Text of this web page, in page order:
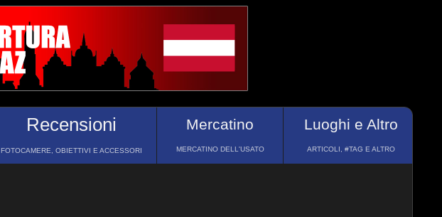
Recensioni
FOTOCAMERE, OBIETTIVI E ACCESSORI
Mercatino
MERCATINO DELL'USATO
Luoghi e Altro
ARTICOLI, #TAG E ALTRO